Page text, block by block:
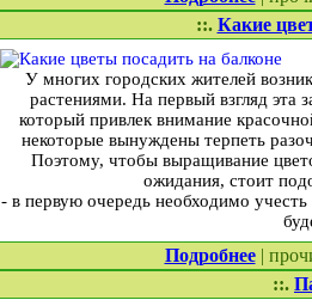
::. Какие
У многих городских жителей
растениями. На первый взгляд эта
который привлек внимание
некоторые вынуждены терпеть
Поэтому, чтобы выращивание
ожидания, стоит
- в первую очередь необходимо
Подробнее|
::.